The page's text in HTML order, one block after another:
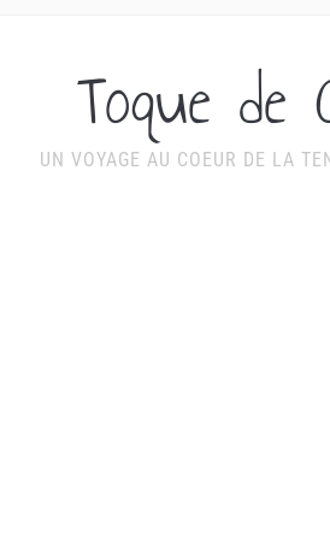
Toque de
UN VOYAGE AU COEUR DE LA